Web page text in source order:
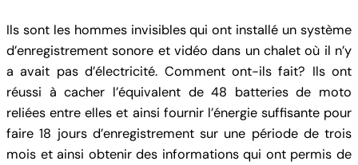
Ils sont les hommes invisibles qui ont installé un système
d’enregistrement sonore et vidéo dans un chalet où il n’y
a avait pas d’électricité. Comment ont-ils fait? Ils ont
réussi à cacher l’équivalent de 48 batteries de moto
reliées entre elles et ainsi fournir l’énergie suffisante pour
faire 18 jours d’enregistrement sur une période de trois
mois et ainsi obtenir des informations qui ont permis de